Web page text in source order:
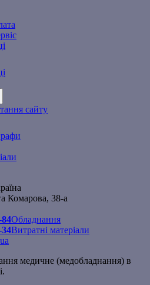
сайту
Комарова, 38-а
84Обладнання
34Витратні матеріали
медичне (медобладнання) в